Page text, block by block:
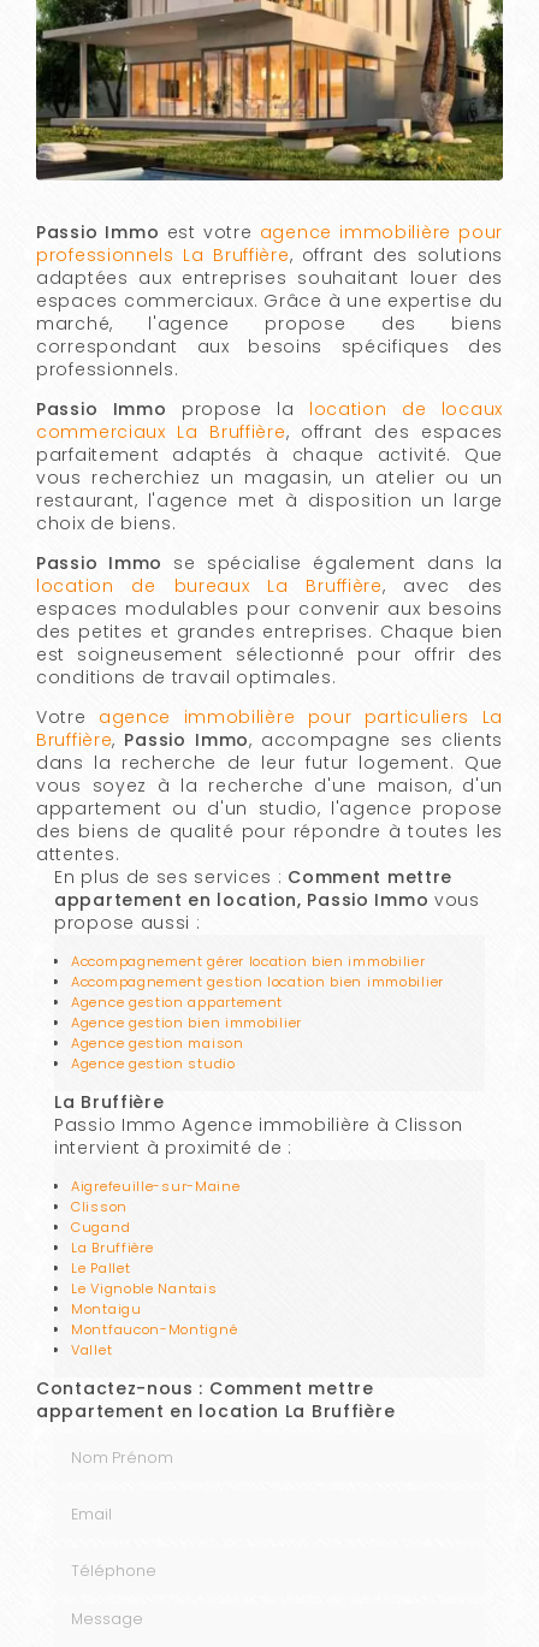
Passio Immo est votre agence immobilière pour
professionnels La Bruffière, offrant des solutions
adaptées aux entreprises souhaitant louer des
espaces commerciaux. Grâce à une expertise du
marché, l'agence propose des biens
correspondant aux besoins spécifiques des
professionnels.
Passio Immo propose la location de locaux
commerciaux La Bruffière, offrant des espaces
parfaitement adaptés à chaque activité. Que
vous recherchiez un magasin, un atelier ou un
restaurant, l'agence met à disposition un large
choix de biens.
Passio Immo se spécialise également dans la
location de bureaux La Bruffière, avec des
espaces modulables pour convenir aux besoins
des petites et grandes entreprises. Chaque bien
est soigneusement sélectionné pour offrir des
conditions de travail optimales.
Votre agence immobilière pour particuliers La
Bruffière, Passio Immo, accompagne ses clients
dans la recherche de leur futur logement. Que
vous soyez à la recherche d'une maison, d'un
appartement ou d'un studio, l'agence propose
des biens de qualité pour répondre à toutes les
attentes.
En plus de ses services : Comment mettre
appartement en location, Passio Immo vous
propose aussi :
Accompagnement gérer location bien immobilier
Accompagnement gestion location bien immobilier
Agence gestion appartement
Agence gestion bien immobilier
Agence gestion maison
Agence gestion studio
La Bruffière
Passio Immo Agence immobilière à Clisson
intervient à proximité de :
Aigrefeuille-sur-Maine
Clisson
Cugand
La Bruffière
Le Pallet
Le Vignoble Nantais
Montaigu
Montfaucon-Montigné
Vallet
Contactez-nous : Comment mettre
appartement en location La Bruffière
Message